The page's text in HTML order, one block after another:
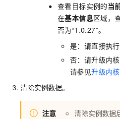
查看目标实例的当
在基本信息区域，
否为“1.0.27”。
是：请直接执行
否：请升级内
请参见升级内
清除实例数据。
注意
清除实例数据